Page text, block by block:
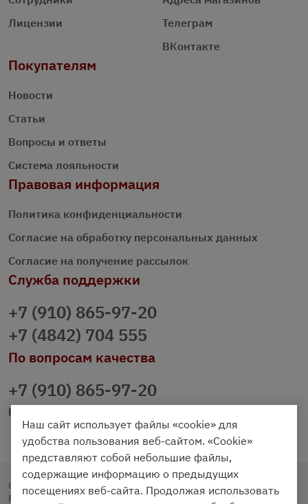
Лицензии
Телеграм
ВКонтакте
Покупателям
Новости
Статьи
Вопросы и ответы
Система лояльности
Правовая информация
Политика конфиденциальности
Согласие на обработку персональных данных
Согласие на получение рассылок
Служба поддержки
+7 (910) 865-97-20
+7 (4842) 704 555
По вопросам качества
+7 (910) 865-97-20
prazdnichniy40@palmi.ru
Copyright © 2020 - 2026. Праздничный Стол.
Разработка и продвижение - Vegas Studio
Наш сайт использует файлы «cookie» для
удобства пользования веб-сайтом. «Cookie»
представляют собой небольшие файлы,
содержащие информацию о предыдущих
посещениях веб-сайта. Продолжая использовать